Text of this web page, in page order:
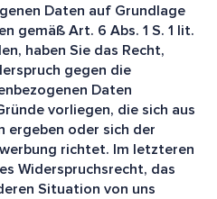
Daten auf Grundlage
gemäß Art. 6 Abs. 1 S. 1 lit.
haben Sie das Recht,
gegen die
Daten
vorliegen, die sich aus
ergeben oder sich der
richtet. Im letzteren
Widerspruchsrecht, das
Situation von uns